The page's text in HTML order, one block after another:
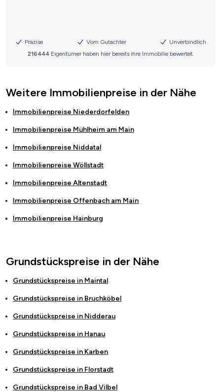
Weitere Immobilienpreise in der Nähe
Immobilienpreise Niederdorfelden
Immobilienpreise Mühlheim am Main
Immobilienpreise Niddatal
Immobilienpreise Wöllstadt
Immobilienpreise Altenstadt
Immobilienpreise Offenbach am Main
Immobilienpreise Hainburg
Grundstückspreise in der Nähe
Grundstückspreise in Maintal
Grundstückspreise in Bruchköbel
Grundstückspreise in Nidderau
Grundstückspreise in Hanau
Grundstückspreise in Karben
Grundstückspreise in Florstadt
Grundstückspreise in Bad Vilbel